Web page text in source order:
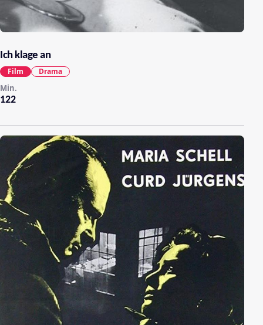
Ich klage an
122
Min.
Film Drama